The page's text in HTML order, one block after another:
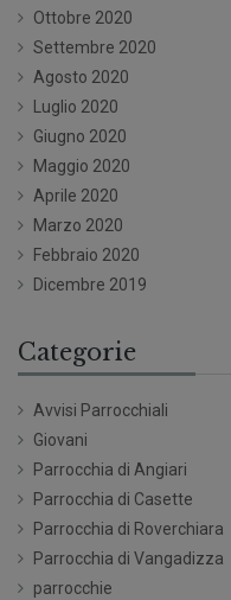
Ottobre 2020
Settembre 2020
Agosto 2020
Luglio 2020
Giugno 2020
Maggio 2020
Aprile 2020
Marzo 2020
Febbraio 2020
Dicembre 2019
Categorie
Avvisi Parrocchiali
Giovani
Parrocchia di Angiari
Parrocchia di Casette
Parrocchia di Roverchiara
Parrocchia di Vangadizza
parrocchie